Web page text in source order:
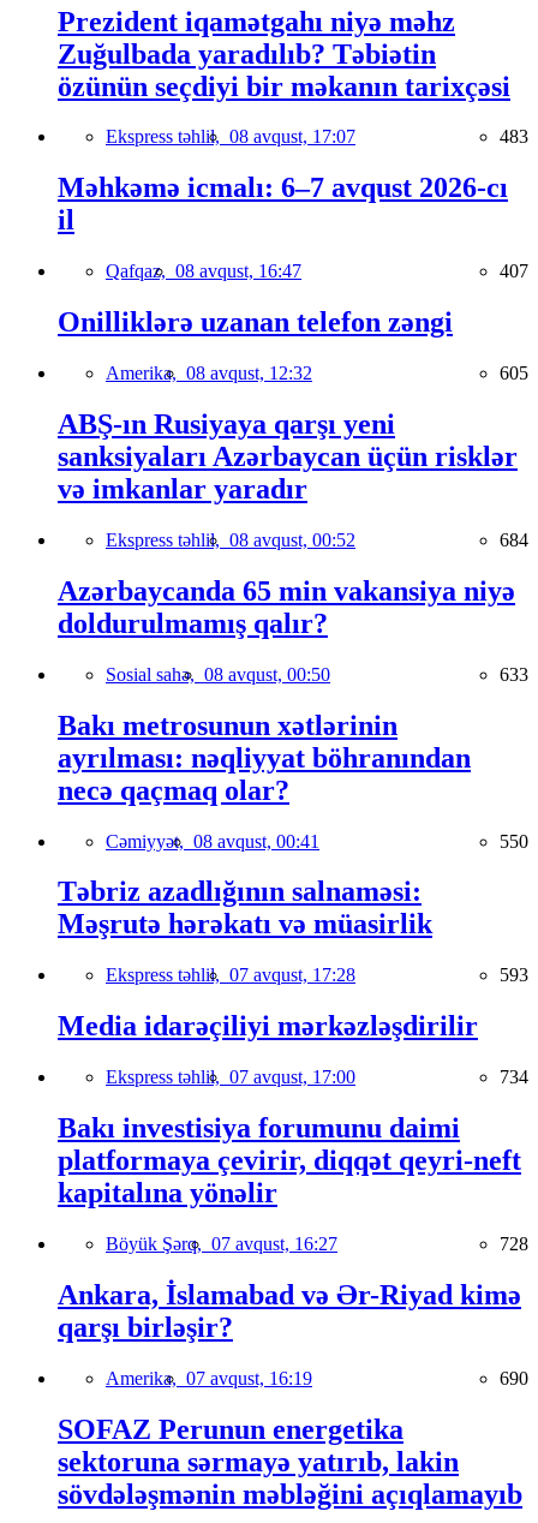
Prezident iqamətgahı niyə məhz
Zuğulbada yaradılıb? Təbiətin
özünün seçdiyi bir məkanın tarixçəsi
Ekspress təhlil, 08 avqust, 17:07 483
Məhkəmə icmalı: 6–7 avqust 2026-cı
il
Qafqaz, 08 avqust, 16:47 407
Onilliklərə uzanan telefon zəngi
Amerika, 08 avqust, 12:32 605
ABŞ-ın Rusiyaya qarşı yeni
sanksiyaları Azərbaycan üçün risklər
və imkanlar yaradır
Ekspress təhlil, 08 avqust, 00:52 684
Azərbaycanda 65 min vakansiya niyə
doldurulmamış qalır?
Sosial sahə, 08 avqust, 00:50 633
Bakı metrosunun xətlərinin
ayrılması: nəqliyyat böhranından
necə qaçmaq olar?
Cəmiyyət, 08 avqust, 00:41 550
Təbriz azadlığının salnaməsi:
Məşrutə hərəkatı və müasirlik
Ekspress təhlil, 07 avqust, 17:28 593
Media idarəçiliyi mərkəzləşdirilir
Ekspress təhlil, 07 avqust, 17:00 734
Bakı investisiya forumunu daimi
platformaya çevirir, diqqət qeyri-neft
kapitalına yönəlir
Böyük Şərq, 07 avqust, 16:27 728
Ankara, İslamabad və Ər-Riyad kimə
qarşı birləşir?
Amerika, 07 avqust, 16:19 690
SOFAZ Perunun energetika
sektoruna sərmayə yatırıb, lakin
sövdələşmənin məbləğini açıqlamayıb